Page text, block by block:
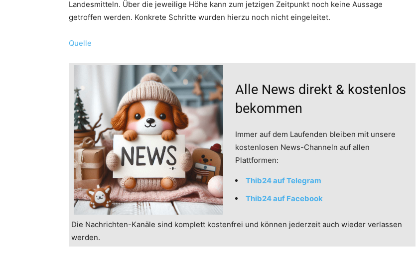
Landesmitteln. Über die jeweilige Höhe kann zum jetzigen Zeitpunkt noch keine Aussage
getroffen werden. Konkrete Schritte wurden hierzu noch nicht eingeleitet.
Quelle
Alle News direkt & kostenlos
bekommen
Immer auf dem Laufenden bleiben mit unsere
kostenlosen News-Channeln auf allen
Plattformen:
Thib24 auf Telegram
Thib24 auf Facebook
Die Nachrichten-Kanäle sind komplett kostenfrei und können jederzeit auch wieder verlassen
werden.